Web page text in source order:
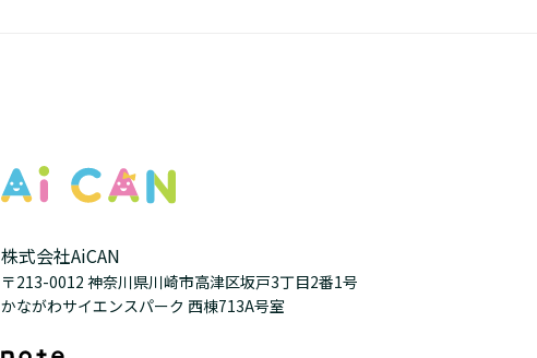
株式会社AiCAN
〒213-0012 神奈川県川崎市高津区坂戸3丁目2番1号
かながわサイエンスパーク 西棟713A号室